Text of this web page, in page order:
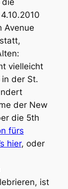
Avenue
vielleicht
der St.
der New
die 5th
fürs
hier, oder
ist